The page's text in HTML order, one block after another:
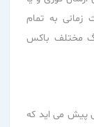
به تمام
در تنوع رنگ بندی گل و 28 رنگ مختلف باکس
پیش می اید که